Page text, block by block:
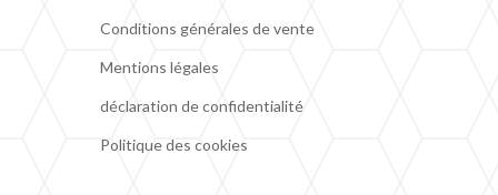
Conditions générales de vente
Mentions légales
déclaration de confidentialité
Politique des cookies